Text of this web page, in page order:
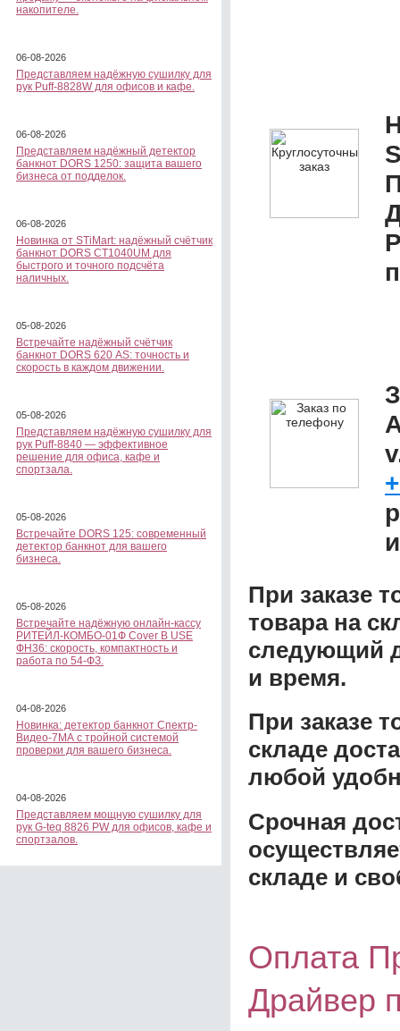
накопителе.
06-08-2026
Представляем надёжную сушилку для
рук Puff-8828W для офисов и кафе.
06-08-2026
Представляем надёжный детектор
банкнот DORS 1250: защита вашего
бизнеса от подделок.
06-08-2026
Новинка от STiMart: надёжный счётчик
банкнот DORS CT1040UM для
быстрого и точного подсчёта
наличных.
05-08-2026
Встречайте надёжный счётчик
банкнот DORS 620 АS: точность и
скорость в каждом движении.
05-08-2026
Представляем надёжную сушилку для
рук Puff-8840 — эффективное
решение для офиса, кафе и
спортзала.
05-08-2026
Встречайте DORS 125: современный
детектор банкнот для вашего
бизнеса.
05-08-2026
Встречайте надёжную онлайн-кассу
РИТЕЙЛ-КОМБО-01Ф Cover B USE
ФН36: скорость, компактность и
работа по 54-ФЗ.
04-08-2026
Новинка: детектор банкнот Спектр-
Видео-7МА с тройной системой
проверки для вашего бизнеса.
04-08-2026
Представляем мощную сушилку для
рук G-teq 8826 PW для офисов, кафе и
спортзалов.
При заказе
товара на
следующий
и время.
При заказе
складе
любой
Срочная
складе и
Оплата
Драйвер